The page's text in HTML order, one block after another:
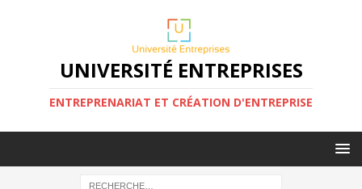
UNIVERSITÉ ENTREPRISES
ENTREPRENARIAT ET CRÉATION D'ENTREPRISE